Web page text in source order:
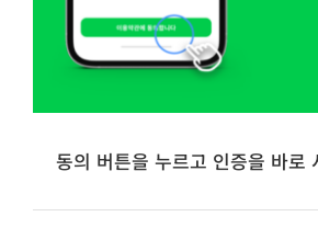
동의 버튼을 누르고 인증을 바로